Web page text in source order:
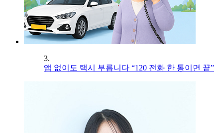
3.
앱 없이도 택시 부릅니다 “120 전화 한 통이면 끝”